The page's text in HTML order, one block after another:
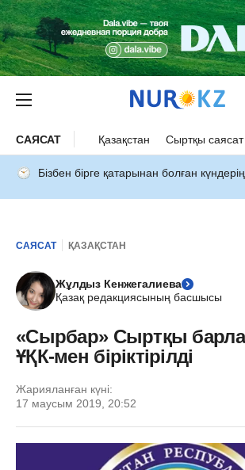
САЯСАТ Қазақстан Сыртқы саясат
Бізбен бірге қатарынан болған
САЯСАТ ҚАЗАҚСТАН
Жұлдыз Кенжегалиева
Қазақ редакциясының басшысы
«Сырбар» Сыртқы
ҰҚК-мен біріктірілді
Жарияланған күні:
17 маусым 2019, 20:52